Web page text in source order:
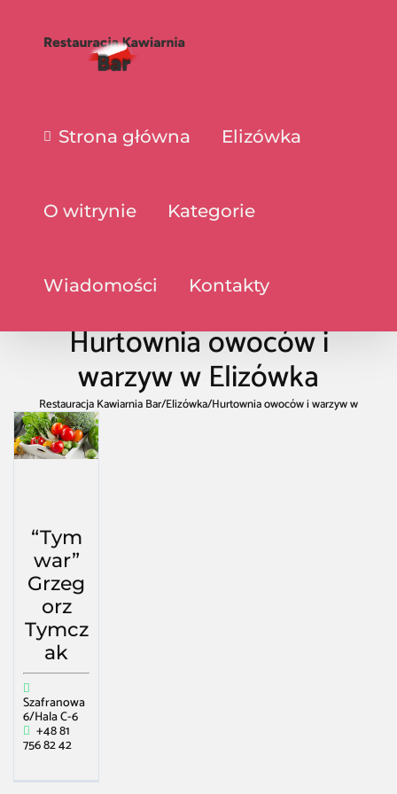
Strona główna Elizówka
O witrynie Kategorie
Wiadomości Kontakty
Hurtownia owoców i
warzyw w Elizówka
Restauracja Kawiarnia Bar/Elizówka/Hurtownia owoców i warzyw w
“Tym
war”
Grzeg
orz
Tymcz
ak
Szafranowa
6/Hala C-6
+48 81
756 82 42